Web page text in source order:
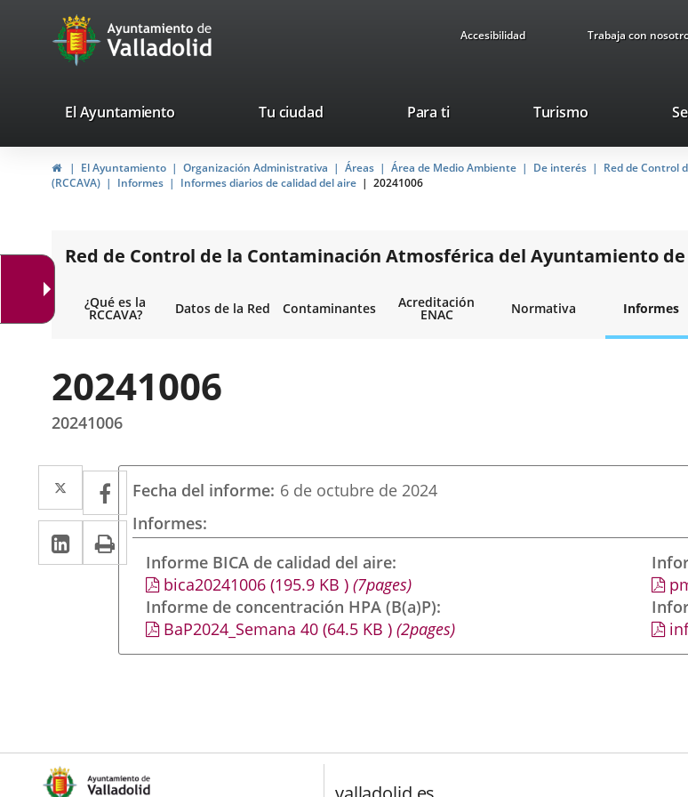
Portal
Web
Ayuntamiento
de
Valladolid
Accesibilidad Trabaja con
valladolid.es
El Ayuntamiento Tu ciudad Para ti TurismoEste
se
abrirá
nueva.
InicioEl Ayuntamiento Organización Administrativa Áreas Área de Medio Ambiente De interés
Red de Control
(RCCAVA)
Informes Informes diarios de calidad del aire 20241006
Red de Control de la Contaminación Atmosférica del Ayuntamiento
¿Qué es la
RCCAVA? Datos de la Red Contaminantes Acreditación
ENAC Normativa Informes
20241006
20241006
Twitter
Enlace
a
una
aplicación
externa.
Facebook
Enlace
a
una
aplicación
externa.
LinkedIn
Enlace
a
aplicación
externa.
Imprimir
Fecha del informe 6 de octubre de 2024
Informes
Informe BICA de calidad del aire
bica20241006(195.9 KB )(7pages)
Informe de concentración HPA (B(a)P)
BaP2024_Semana 40(64.5 KB )(2pages)